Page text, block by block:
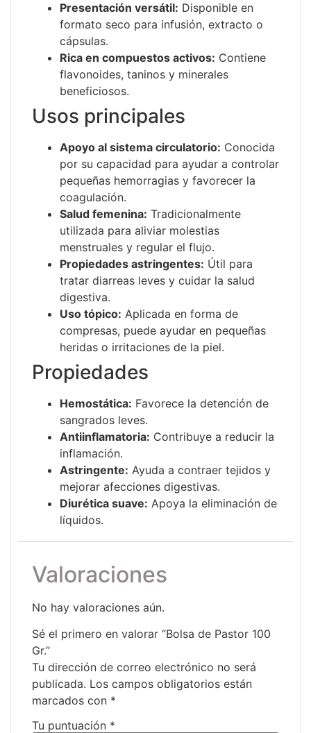
Presentación versátil: Disponible en
formato seco para infusión, extracto o
cápsulas.
Rica en compuestos activos: Contiene
flavonoides, taninos y minerales
beneficiosos.
Usos principales
Apoyo al sistema circulatorio: Conocida
por su capacidad para ayudar a controlar
pequeñas hemorragias y favorecer la
coagulación.
Salud femenina: Tradicionalmente
utilizada para aliviar molestias
menstruales y regular el flujo.
Propiedades astringentes: Útil para
tratar diarreas leves y cuidar la salud
digestiva.
Uso tópico: Aplicada en forma de
compresas, puede ayudar en pequeñas
heridas o irritaciones de la piel.
Propiedades
Hemostática: Favorece la detención de
sangrados leves.
Antiinflamatoria: Contribuye a reducir la
inflamación.
Astringente: Ayuda a contraer tejidos y
mejorar afecciones digestivas.
Diurética suave: Apoya la eliminación de
líquidos.
Valoraciones
No hay valoraciones aún.
Sé el primero en valorar “Bolsa de Pastor 100
Gr.”
Tu dirección de correo electrónico no será
publicada. Los campos obligatorios están
marcados con *
Tu puntuación *